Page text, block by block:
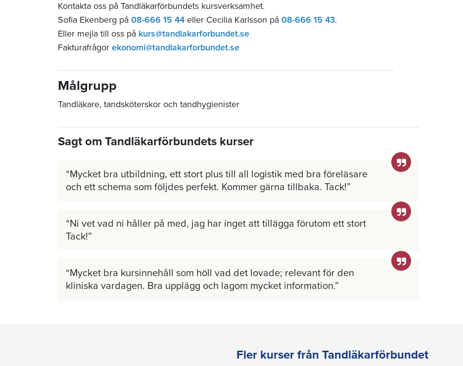
Kontakta oss på Tandläkarförbundets kursverksamhet.
Sofia Ekenberg på 08-666 15 44 eller Cecilia Karlsson på 08-666 15 43.
Eller mejla till oss på kurs@tandlakarforbundet.se
Fakturafrågor ekonomi@tandlakarforbundet.se
Målgrupp
Tandläkare, tandsköterskor och tandhygienister
Sagt om Tandläkarförbundets kurser
Mycket bra utbildning, ett stort plus till all logistik med bra föreläsare
och ett schema som följdes perfekt. Kommer gärna tillbaka. Tack!
Ni vet vad ni håller på med, jag har inget att tillägga förutom ett stort
Tack!
Mycket bra kursinnehåll som höll vad det lovade; relevant för den
kliniska vardagen. Bra upplägg och lagom mycket information.
Fler kurser från Tandläkarförbundet